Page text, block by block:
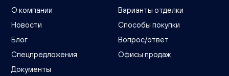
О компании
Новости
Блог
Спецпредложения
Документы
Варианты отделки
Способы покупки
Вопрос/ответ
Офисы продаж